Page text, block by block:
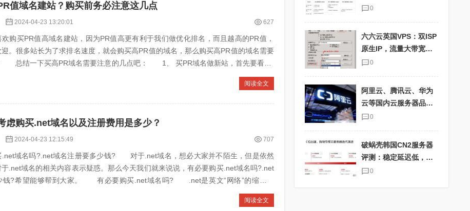
值域名建站？购买前务必注意这几点
2024-04-23 13:20:01 627
买PR值高域名建站，因为PR值高更有利于我们做优化排名，而且越高的PR值，
。很多站长为了求排名速度，就会购买高PR值的域名，那么购买高PR值的域名需要
总结一下买高PR域名需要注意的几点吧： 1、 买PR域名做新站，首先要看PR
阅读全文
虑购买.net域名以及注册费用是多少？
2024-04-23 12:15:49 707
域名吗?.net域名注册要多少钱? 对于.net域名，想必大家并不陌生，但是依然
.net域名的相关内容表示疑惑。那么今天我们就来说说，有必要购买.net域名吗?.net
钱?希望能够帮到大家。 有必要购买.net域名吗? .net是英文“网络”的缩写，
阅读全文
惠码pia2024，抢购最
0
六六云英国VPS：双ISP
原生IP，流量大带宽
快，适合TikTok用户！
0
阿里云、腾讯云、华为
云等国内云服务器品牌
大比拼
0
破蜗壳韩国CN2服务器
评测：稳定延迟低，适
合海外电商业务
0